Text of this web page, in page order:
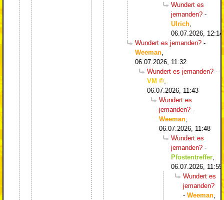
Wundert es
jemanden? -
Ulrich
06.07.2026, 12:14
Wundert es jemanden? -
Weeman
06.07.2026, 11:32
Wundert es jemanden? -
VM
06.07.2026, 11:43
Wundert es
jemanden? -
Weeman
06.07.2026, 11:48
Wundert es
jemanden? -
Pfostentreffer
06.07.2026, 11:55
Wundert es
jemanden?
- Weeman